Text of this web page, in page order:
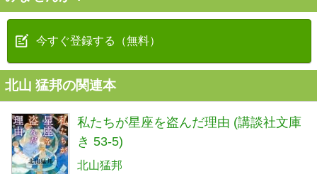
今すぐ登録する（無料）
北山 猛邦の関連本
私たちが星座を盗んだ理由 (講談社文庫
き 53-5)
北山猛邦